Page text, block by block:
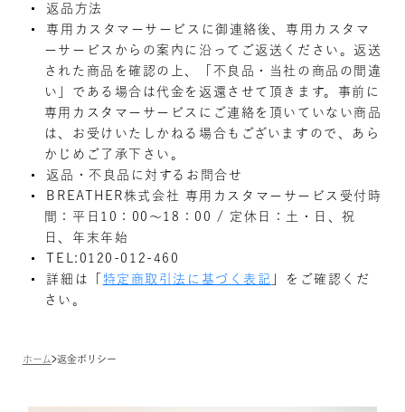
返品方法
専用カスタマーサービスに御連絡後、専用カスタマ
ーサービスからの案内に沿ってご返送ください。返送
された商品を確認の上、「不良品・当社の商品の間違
い」である場合は代金を返還させて頂きます。事前に
専用カスタマーサービスにご連絡を頂いていない商品
は、お受けいたしかねる場合もございますので、あら
かじめご了承下さい。
返品・不良品に対するお問合せ
BREATHER株式会社 専用カスタマーサービス受付時
間：平日10：00～18：00 / 定休日：土・日、祝
日、年末年始
TEL:0120-012-460
詳細は「 特定商取引法に基づく表記 」をご確認くだ
さい。
ホーム 返金ポリシー